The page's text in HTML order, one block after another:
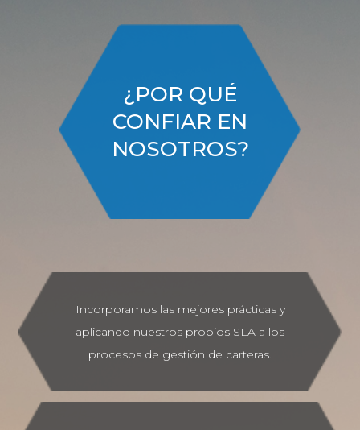
¿POR QUÉ
CONFIAR EN
NOSOTROS?
Incorporamos las mejores prácticas y
aplicando nuestros propios SLA a los
procesos de gestión de carteras.